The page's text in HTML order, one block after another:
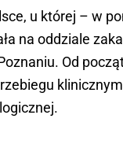
u której – w
na oddziale
Od